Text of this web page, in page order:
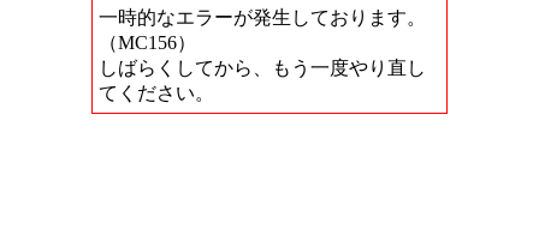
一時的なエラーが発生しております。
（MC156）
しばらくしてから、もう一度やり直し
てください。